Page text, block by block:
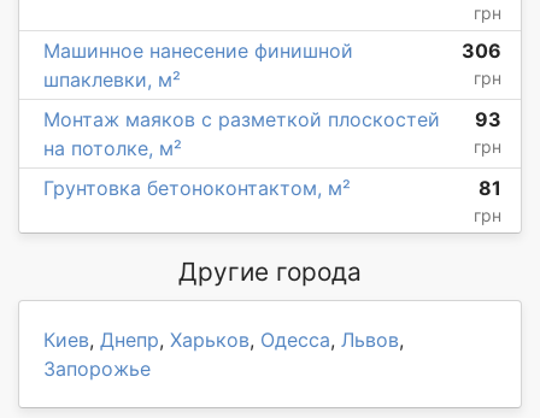
грн
Машинное нанесение финишной
шпаклевки, м²
306
грн
Монтаж маяков с разметкой плоскостей
на потолке, м²
93
грн
Грунтовка бетоноконтактом, м² 81
грн
Другие города
Киев, Днепр, Харьков, Одесса, Львов,
Запорожье